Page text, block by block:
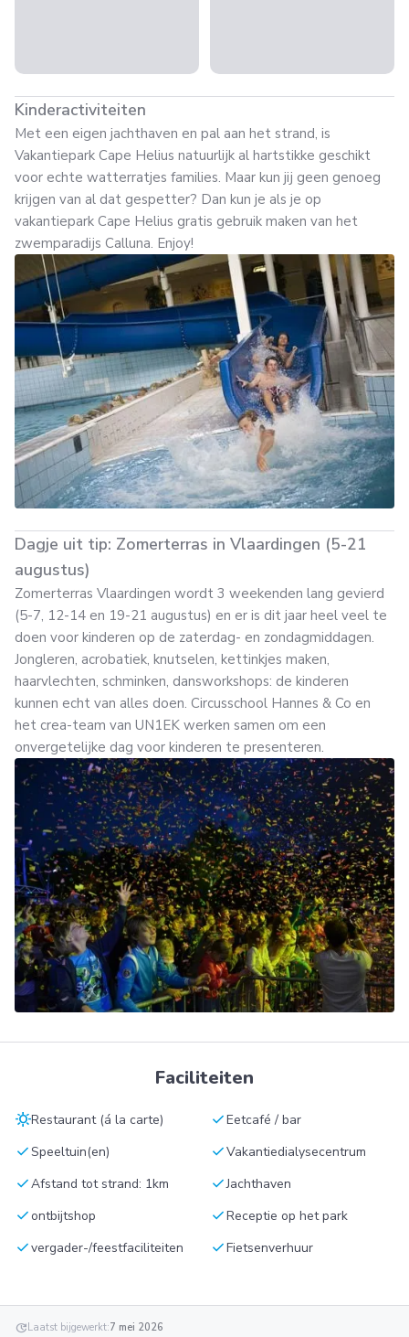
Kinderactiviteiten
Met een eigen jachthaven en pal aan het strand, is
Vakantiepark Cape Helius natuurlijk al hartstikke geschikt
voor echte watterratjes families. Maar kun jij geen genoeg
krijgen van al dat gespetter? Dan kun je als je op
vakantiepark Cape Helius gratis gebruik maken van het
zwemparadijs Calluna. Enjoy!
Dagje uit tip: Zomerterras in Vlaardingen (5-21
augustus)
Zomerterras Vlaardingen wordt 3 weekenden lang gevierd
(5-7, 12-14 en 19-21 augustus) en er is dit jaar heel veel te
doen voor kinderen op de zaterdag- en zondagmiddagen.
Jongleren, acrobatiek, knutselen, kettinkjes maken,
haarvlechten, schminken, dansworkshops: de kinderen
kunnen echt van alles doen. Circusschool Hannes & Co en
het crea-team van UN1EK werken samen om een
onvergetelijke dag voor kinderen te presenteren.
Faciliteiten
sunnyRestaurant (á la carte) checkEetcafé / bar
checkSpeeltuin(en) checkVakantiedialysecentrum
checkAfstand tot strand: 1km checkJachthaven
checkontbijtshop checkReceptie op het park
checkvergader-/feestfaciliteiten checkFietsenverhuur
update Laatst bijgewerkt:7 mei 2026